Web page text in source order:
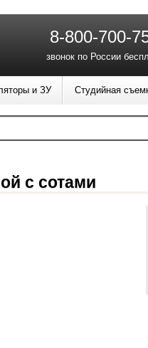
с сотами
8-800-700-
звонок по России
и ЗУ Студийная